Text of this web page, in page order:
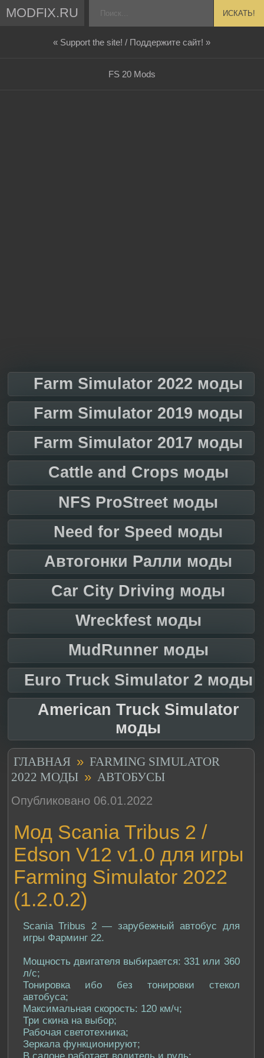
MODFIX.RU ИСКАТЬ!
« Support the site! / Поддержите сайт! »
FS 20 Mods
Farm Simulator 2022 моды
Farm Simulator 2019 моды
Farm Simulator 2017 моды
Cattle and Crops моды
NFS ProStreet моды
Need for Speed моды
Автогонки Ралли моды
Car City Driving моды
Wreckfest моды
MudRunner моды
Euro Truck Simulator 2 моды
American Truck Simulator
моды
ГЛАВНАЯ » FARMING SIMULATOR
2022 МОДЫ » АВТОБУСЫ
Опубликовано 06.01.2022
Мод Scania Tribus 2 /
Edson V12 v1.0 для игры
Farming Simulator 2022
(1.2.0.2)
Scania Tribus 2 — зарубежный автобус для
игры Фарминг 22.
Мощность двигателя выбирается: 331 или 360
л/с;
Тонировка ибо без тонировки стекол
автобуса;
Максимальная скорость: 120 км/ч;
Три скина на выбор;
Рабочая светотехника;
Зеркала функционируют;
В салоне работает водитель и руль;